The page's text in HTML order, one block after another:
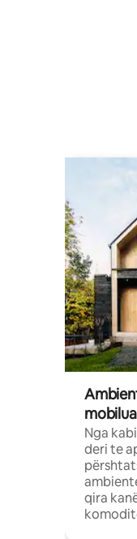
Nga
deri te
qira